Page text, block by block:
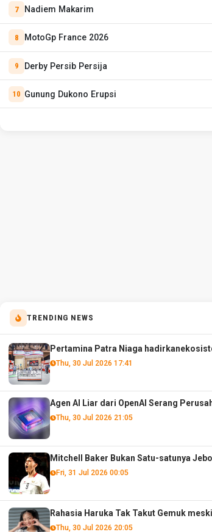
Nadiem Makarim
MotoGp France 2026
Derby Persib Persija
Gunung Dukono Erupsi
TRENDING NEWS
Pertamina Patra Niaga
Thu, 30 Jul 2026 17:41
Agen AI Liar dari OpenAI Serang
Thu, 30 Jul 2026 21:05
Mitchell Baker Bukan Satu-satunya
Fri, 31 Jul 2026 00:05
Rahasia Haruka Tak Takut Gemuk
Thu, 30 Jul 2026 20:05